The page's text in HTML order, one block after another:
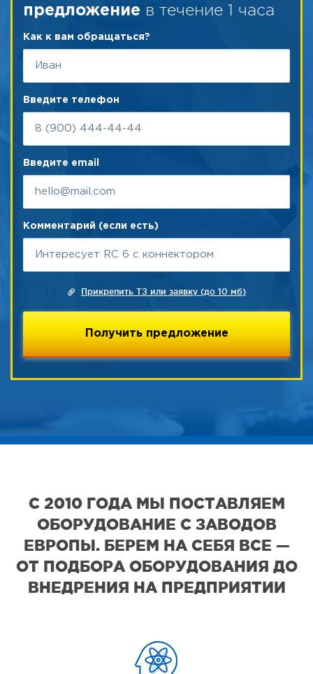
предложение в течение 1 часа
Как к вам обращаться?
Введите телефон
Введите email
Комментарий (если есть)
Прикрепить ТЗ или заявку (до 10 мб)
С 2010 ГОДА МЫ ПОСТАВЛЯЕМ
ОБОРУДОВАНИЕ С ЗАВОДОВ
ЕВРОПЫ. БЕРЕМ НА СЕБЯ ВСЕ —
ОТ ПОДБОРА ОБОРУДОВАНИЯ ДО
ВНЕДРЕНИЯ НА ПРЕДПРИЯТИИ